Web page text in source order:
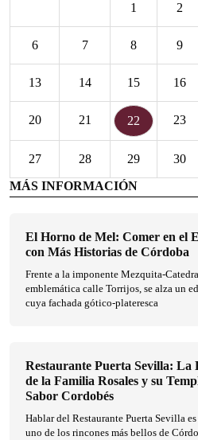
1 2
6 7 8 9
13 14 15 16
20 21 22 23
27 28 29 30
MÁS INFORMACIÓN
El Horno de Mel: Comer en el
con Más Historias de Córdoba
Frente a la imponente Mezquita-
emblemática calle Torrijos, se alza un
cuya fachada gótico-plateresca
Restaurante Puerta Sevilla: La
de la Familia Rosales y su
Sabor Cordobés
Hablar del Restaurante Puerta Sevilla
uno de los rincones más bellos de